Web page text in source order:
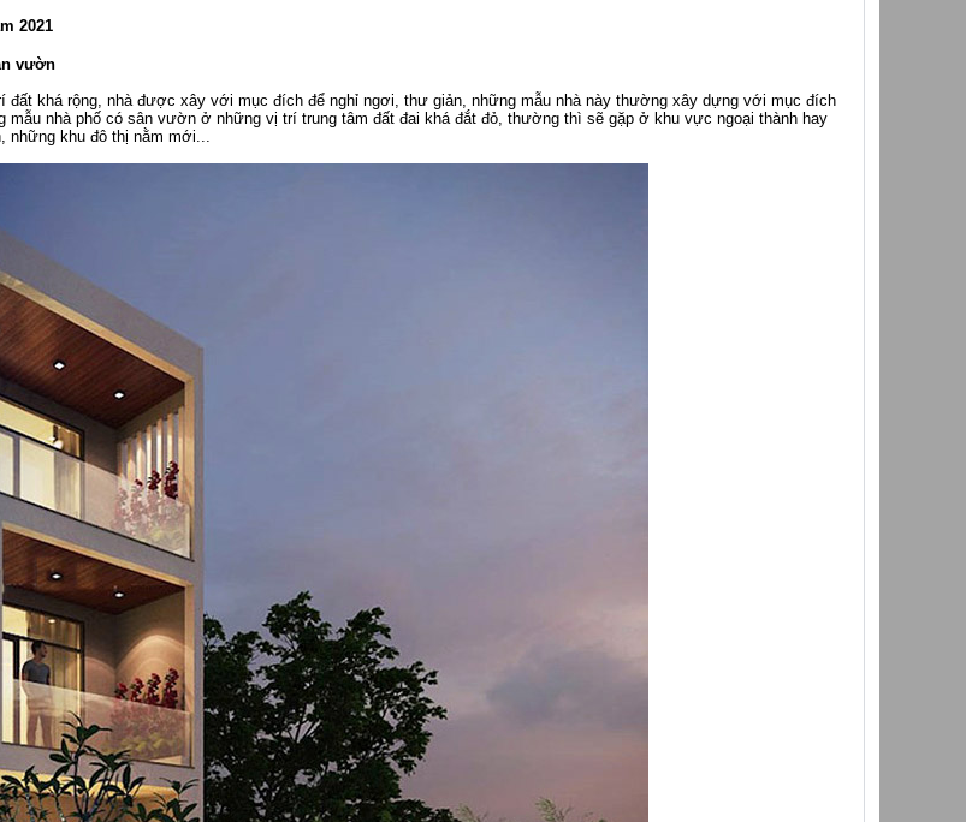
2021
vườn
đất khá rộng, nhà được xây với mục đích để nghỉ ngơi, thư giản, những mẫu nhà này thường xây dựng với mục đích
mẫu nhà phố có sân vườn ở những vị trí trung tâm đất đai khá đắt đỏ, thường thì sẽ gặp ở khu vực ngoại thành hay
những khu đô thị nằm mới...